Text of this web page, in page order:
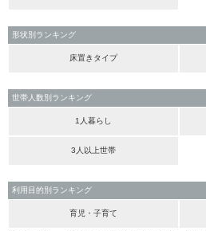
形状別ランキング
床置きタイプ
世帯人数別ランキング
1人暮らし
3人以上世帯
利用目的別ランキング
育児・子育て